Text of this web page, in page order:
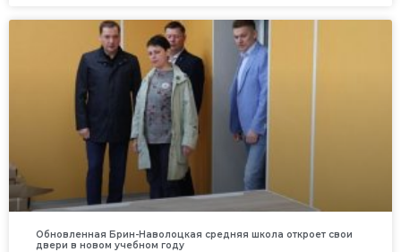
Обновленная Брин-Наволоцкая средняя школа откроет свои
двери в новом учебном году